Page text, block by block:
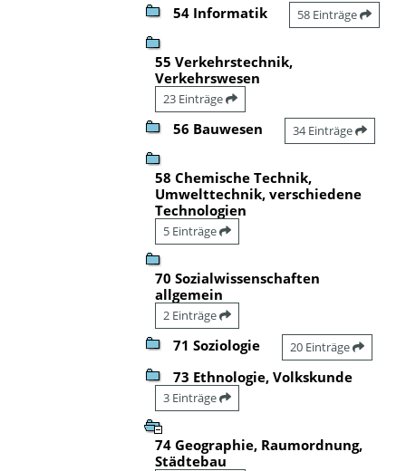
54 Informatik 58 Einträge
55 Verkehrstechnik,
Verkehrswesen
23 Einträge
56 Bauwesen 34 Einträge
58 Chemische Technik,
Umwelttechnik, verschiedene
Technologien
5 Einträge
70 Sozialwissenschaften
allgemein
2 Einträge
71 Soziologie 20 Einträge
73 Ethnologie, Volkskunde
3 Einträge
74 Geographie, Raumordnung,
Städtebau